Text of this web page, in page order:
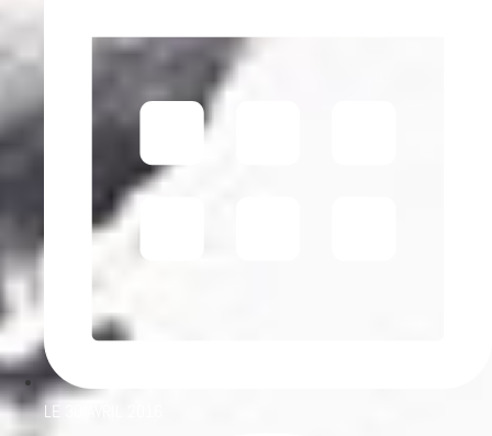
LE